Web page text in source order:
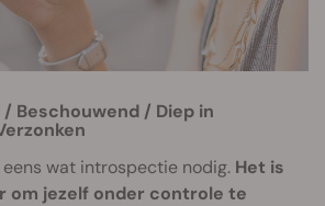
Beschouwend / Diep in
wat introspectie nodig. Het is
om jezelf onder controle te